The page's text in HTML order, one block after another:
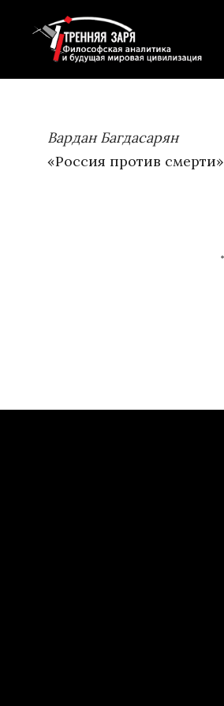
Вардан Багдасарян
«Россия против смерти»